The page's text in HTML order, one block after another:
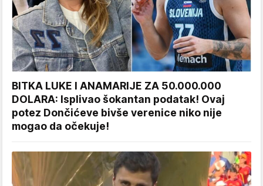
BITKA LUKE I ANAMARIJE ZA 50.000.000
DOLARA: Isplivao šokantan podatak! Ovaj
potez Dončićeve bivše verenice niko nije
mogao da očekuje!